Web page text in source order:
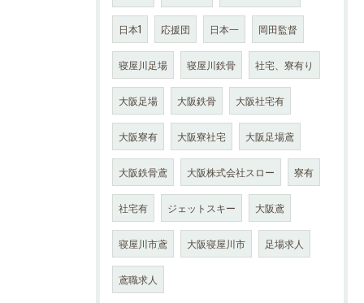
日本1 応援団 日本一 岡田監督
寝屋川足場 寝屋川鉄骨 社宅、寮有り
大阪足場 大阪鉄骨 大阪社宅有
大阪寮有 大阪寮社宅 大阪足場鳶
大阪鉄骨鳶 大阪株式会社スロー 寮有
社宅有 ジェットスキー 大阪鳶
寝屋川市鳶 大阪寝屋川市 足場求人
鳶職求人